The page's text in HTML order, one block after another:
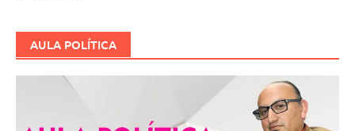
AULA POLÍTICA